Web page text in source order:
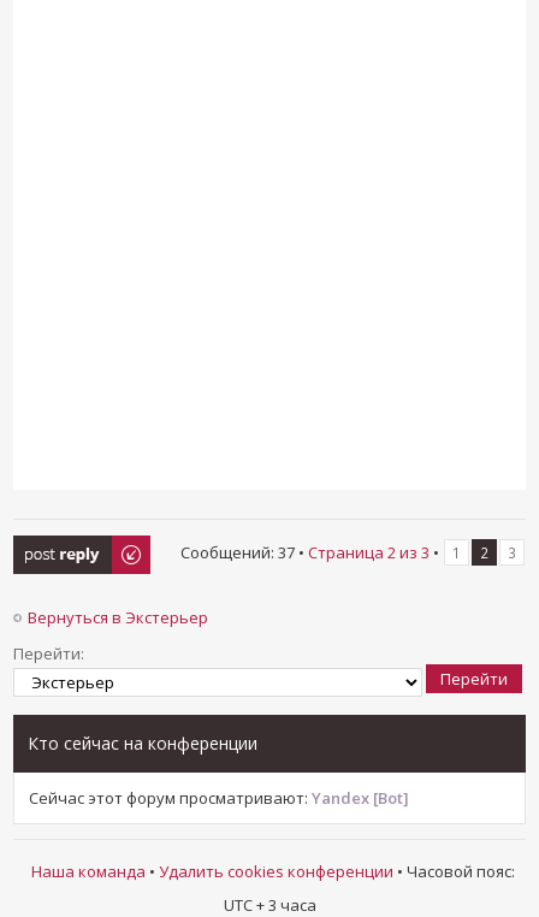
Ответить Сообщений: 37 • Страница 2из 3 • 1 2 3
Вернуться в Экстерьер
Перейти:
Кто сейчас на конференции
Сейчас этот форум просматривают:Yandex [Bot]
Наша команда • Удалить cookies конференции • Часовой пояс:
UTC + 3 часа